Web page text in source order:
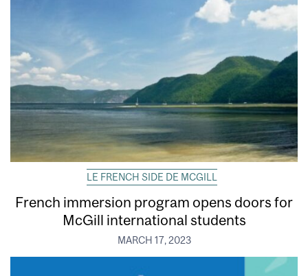
LE FRENCH SIDE DE MCGILL
French immersion program opens doors for
McGill international students
MARCH 17, 2023